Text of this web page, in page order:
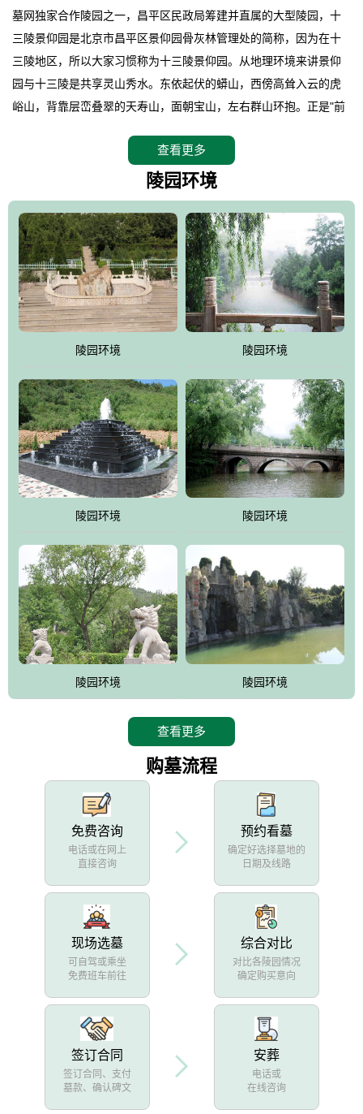
墓网独家合作陵园之一，昌平区民政局筹建并直属的大型陵园，十
三陵景仰园是北京市昌平区景仰园骨灰林管理处的简称，因为在十
三陵地区，所以大家习惯称为十三陵景仰园。从地理环境来讲景仰
园与十三陵是共享灵山秀水。东依起伏的蟒山，西傍高耸入云的虎
峪山，背靠层峦叠翠的天寿山，面朝宝山，左右群山环抱。正是"前
座陵园地处天寿山的环抱之中，四周群山若封似闭，层峦叠翠，秋
天枫叶艳红欲滴，冬天银装素裹分外妖娆！南面隔山而望的正是著
赞叹："景仰园真乃浑然天成的人生后花园！"陵区内草木茂盛，灵气
盎然，既有山川大聚的龙脉气魄，又有藏风得水的宝密形局。十三
陵是世间稀有的地形宝地，也是我们让逝者回归自然的首选墓葬之
灵穴，安息之宝地。
查看更多
陵园环境
陵园环境 陵园环境
陵园环境 陵园环境
陵园环境 陵园环境
查看更多
购墓流程
免费咨询
电话或在网上
直接咨询
预约看墓
确定好选择墓地的
日期及线路
现场选墓
可自驾或乘坐
免费班车前往
综合对比
对比各陵园情况
确定购买意向
签订合同
签订合同、支付
墓款、确认碑文
安葬
电话或
在线咨询